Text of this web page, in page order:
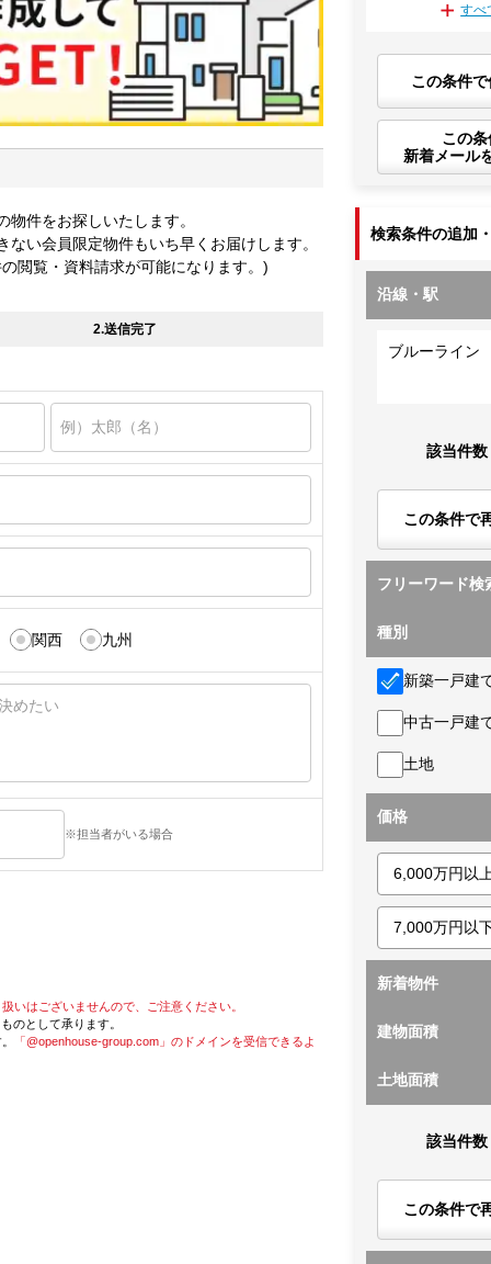
件をお探しいたします。
い会員限定物件もいち早くお届けします。
閲覧・資料請求が可能になります。)
2.送信完了
関西 九州
※担当者がいる場合
いはございませんので、ご注意ください。
のとして承ります。
「@openhouse-group.com」のドメインを受信できるよ
すべ
この条件
この
新着メール
検索条件の追加
沿線・駅
ブルーライン
該当件数
この条件で
フリーワード検
種別
新築一戸建
中古一戸建
土地
価格
新着物件
建物面積
土地面積
該当件数
この条件で